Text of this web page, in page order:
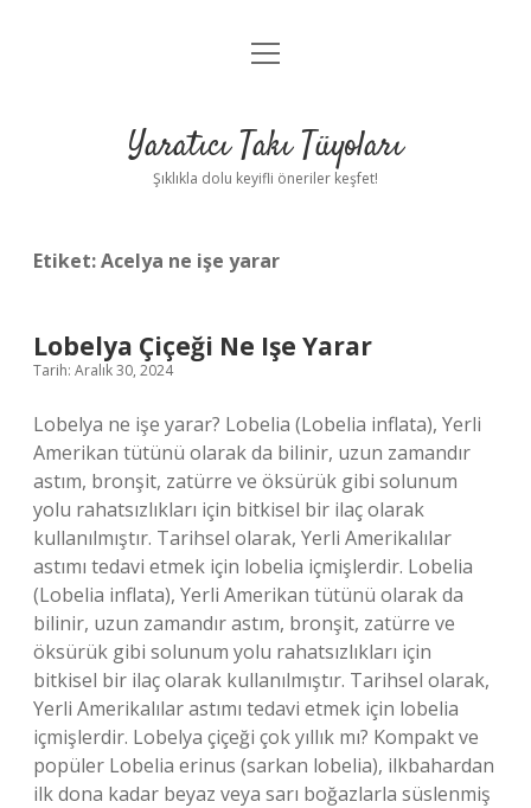
Anasayfa
Yasal Uyarı
menüyü
Yaratıcı Takı Tüyoları
Şıklıkla dolu keyifli öneriler keşfet!
Etiket:Acelya ne işe yarar
Lobelya Çiçeği Ne Işe Yarar
Tarih: Aralık 30, 2024
Lobelya ne işe yarar? Lobelia (Lobelia inflata), Yerli
Amerikan tütünü olarak da bilinir, uzun zamandır
astım, bronşit, zatürre ve öksürük gibi solunum
yolu rahatsızlıkları için bitkisel bir ilaç olarak
kullanılmıştır. Tarihsel olarak, Yerli Amerikalılar
astımı tedavi etmek için lobelia içmişlerdir. Lobelia
(Lobelia inflata), Yerli Amerikan tütünü olarak da
bilinir, uzun zamandır astım, bronşit, zatürre ve
öksürük gibi solunum yolu rahatsızlıkları için
bitkisel bir ilaç olarak kullanılmıştır. Tarihsel olarak,
Yerli Amerikalılar astımı tedavi etmek için lobelia
içmişlerdir. Lobelya çiçeği çok yıllık mı? Kompakt ve
popüler Lobelia erinus (sarkan lobelia), ilkbahardan
ilk dona kadar beyaz veya sarı boğazlarla süslenmiş